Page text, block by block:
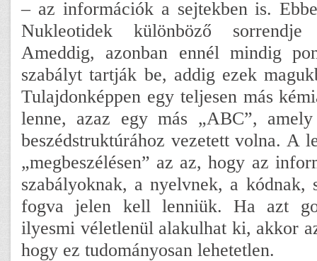
– az információk a sejtekben is.
Nukleotidek különböző
Ameddig, azonban ennél mindig
szabályt tartják be, addig ezek
Tulajdonképpen egy teljesen más
lenne, azaz egy más „ABC”,
beszédstruktúrához vezetett volna. A
„megbeszélésen” az az, hogy az
szabályoknak, a nyelvnek, a kódnak,
fogva jelen kell lenniük. Ha azt
ilyesmi véletlenül alakulhat ki, akkor
hogy ez tudományosan lehetetlen.